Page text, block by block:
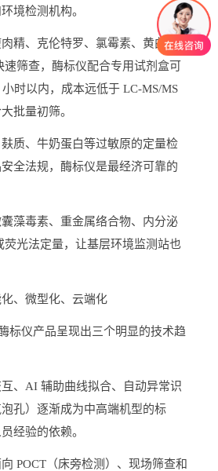
境检测机构。
精、克伦特罗、氯霉素、黄曲霉
筛查，酶标仪配合专用试剂盒可
时以内，成本远低于 LC-MS/MS
批量初筛。
质、牛奶蛋白等过敏原的定量检
全法规，酶标仪是最经济可靠的
藻毒素、重金属络合物、内分泌
荧光法定量，让基层环境监测站也
、微型化、云端化
标仪产品呈现出三个明显的技术趋
、AI 辅助曲线拟合、自动异常识
孔）逐渐成为中高端机型的标
经验的依赖。
POCT（床旁检测）、现场筛查和